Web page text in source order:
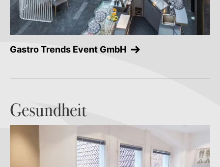
Gastro Trends Event GmbH
Gesundheit